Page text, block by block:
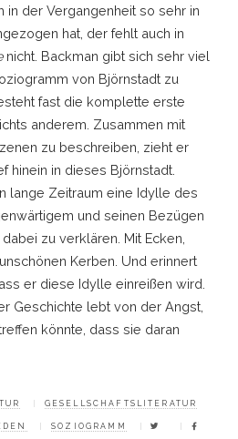
in der Vergangenheit so sehr in
hat, der fehlt auch in
nicht. Backman gibt sich sehr viel
von Björnstadt zu
fast die komplette erste
anderem. Zusammen mit
zu beschreiben, zieht er
hinein in dieses Björnstadt.
lange Zeitraum eine Idylle des
und seinen Bezügen
zu verklären. Mit Ecken,
Kerben. Und erinnert
er diese Idylle einreißen wird.
Geschichte lebt von der Angst,
könnte, dass sie daran
GESELLSCHAFTSLITERATUR
SOZIOGRAMM